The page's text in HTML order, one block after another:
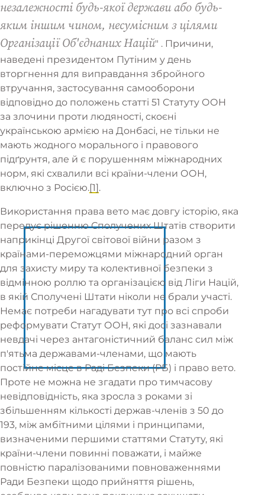
незалежності будь-якої держави або будь-
яким іншим чином, несумісним з цілями
Організації Об'єднаних Націй" . Причини,
наведені президентом Путіним у день
вторгнення для виправдання збройного
втручання, застосування самооборони
відповідно до положень статті 51 Статуту ООН
за злочини проти людяності, скоєні
українською армією на Донбасі, не тільки не
мають жодного морального і правового
підґрунтя, але й є порушенням міжнародних
норм, які схвалили всі країни-члени ООН,
включно з Росією.[1].
Використання права вето має довгу історію, яка
передує рішенню Сполучених Штатів створити
наприкінці Другої світової війни разом з
країнами-переможцями міжнародний орган
для захисту миру та колективної безпеки з
відмінною роллю та організацією від Ліги Націй,
в якій Сполучені Штати ніколи не брали участі.
Немає потреби нагадувати тут про всі спроби
реформувати Статут ООН, які досі зазнавали
невдачі через антагоністичний баланс сил між
п'ятьма державами-членами, що мають
постійне місце в Раді Безпеки (РБ) і право вето.
Проте не можна не згадати про тимчасову
невідповідність, яка зросла з роками зі
збільшенням кількості держав-членів з 50 до
193, між амбітними цілями і принципами,
визначеними першими статтями Статуту, які
країни-члени повинні поважати, і майже
повністю паралізованими повноваженнями
Ради Безпеки щодо прийняття рішень,